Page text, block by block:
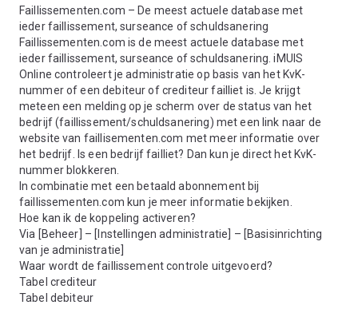
Faillissementen.com – De meest actuele database met
ieder faillissement, surseance of schuldsanering
Faillissementen.com is de meest actuele database met
ieder faillissement, surseance of schuldsanering. iMUIS
Online controleert je administratie op basis van het KvK-
nummer of een debiteur of crediteur failliet is. Je krijgt
meteen een melding op je scherm over de status van het
bedrijf (faillissement/schuldsanering) met een link naar de
website van faillisementen.com met meer informatie over
het bedrijf. Is een bedrijf failliet? Dan kun je direct het KvK-
nummer blokkeren.
In combinatie met een betaald abonnement bij
faillissementen.com kun je meer informatie bekijken.
Hoe kan ik de koppeling activeren?
Via [Beheer] – [Instellingen administratie] – [Basisinrichting
van je administratie]
Waar wordt de faillissement controle uitgevoerd?
Tabel crediteur
Tabel debiteur